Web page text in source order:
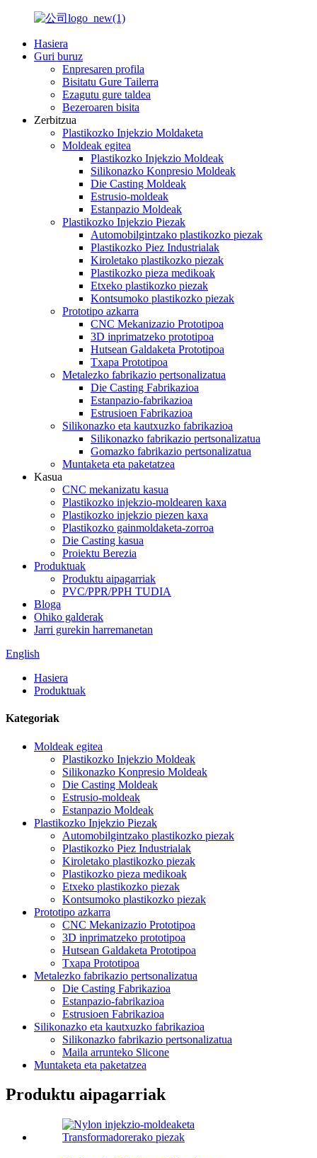
Hasiera
Guri buruz
Enpresaren profila
Bisitatu Gure Tailerra
Ezagutu gure taldea
Bezeroaren bisita
Zerbitzua
Plastikozko Injekzio Moldaketa
Moldeak egitea
Plastikozko Injekzio Moldeak
Silikonazko Konpresio Moldeak
Die Casting Moldeak
Estrusio-moldeak
Estanpazio Moldeak
Plastikozko Injekzio Piezak
Automobilgintzako plastikozko piezak
Plastikozko Piez Industrialak
Kiroletako plastikozko piezak
Plastikozko pieza medikoak
Etxeko plastikozko piezak
Kontsumoko plastikozko piezak
Prototipo azkarra
CNC Mekanizazio Prototipoa
3D inprimatzeko prototipoa
Hutsean Galdaketa Prototipoa
Txapa Prototipoa
Metalezko fabrikazio pertsonalizatua
Die Casting Fabrikazioa
Estanpazio-fabrikazioa
Estrusioen Fabrikazioa
Silikonazko eta kautxuzko fabrikazioa
Silikonazko fabrikazio pertsonalizatua
Gomazko fabrikazio pertsonalizatua
Muntaketa eta paketatzea
Kasua
CNC mekanizatu kasua
Plastikozko injekzio-moldearen kaxa
Plastikozko injekzio piezen kaxa
Plastikozko gainmoldaketa-zorroa
Die Casting kasua
Proiektu Berezia
Produktuak
Produktu aipagarriak
PVC/PPR/PPH TUDIA
Bloga
Ohiko galderak
Jarri gurekin harremanetan
English
Hasiera
Produktuak
Kategoriak
Moldeak egitea
Plastikozko Injekzio Moldeak
Silikonazko Konpresio Moldeak
Die Casting Moldeak
Estrusio-moldeak
Estanpazio Moldeak
Plastikozko Injekzio Piezak
Automobilgintzako plastikozko piezak
Plastikozko Piez Industrialak
Kiroletako plastikozko piezak
Plastikozko pieza medikoak
Etxeko plastikozko piezak
Kontsumoko plastikozko piezak
Prototipo azkarra
CNC Mekanizazio Prototipoa
3D inprimatzeko prototipoa
Hutsean Galdaketa Prototipoa
Txapa Prototipoa
Metalezko fabrikazio pertsonalizatua
Die Casting Fabrikazioa
Estanpazio-fabrikazioa
Estrusioen Fabrikazioa
Silikonazko eta kautxuzko fabrikazioa
Silikonazko fabrikazio pertsonalizatua
Maila arrunteko Slicone
Muntaketa eta paketatzea
Produktu aipagarriak